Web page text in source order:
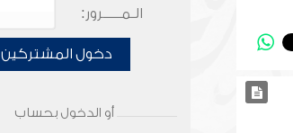
الـمـــــرور:
دخول المشتركين
أو الدخول بحساب